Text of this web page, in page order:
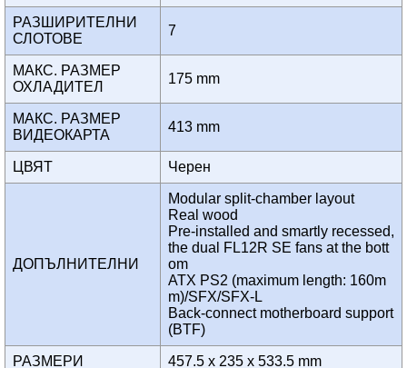
РАЗШИРИТЕЛНИ
СЛОТОВЕ
7
МАКС. РАЗМЕР
ОХЛАДИТЕЛ
175 mm
МАКС. РАЗМЕР
ВИДЕОКАРТА
413 mm
ЦВЯТ Черен
ДОПЪЛНИТЕЛНИ
Modular split-chamber layout
Real wood
Pre-installed and smartly recessed,
the dual FL12R SE fans at the bott
om
ATX PS2 (maximum length: 160m
m)/SFX/SFX-L
Back-connect motherboard support
(BTF)
РАЗМЕРИ 457.5 x 235 x 533.5 mm